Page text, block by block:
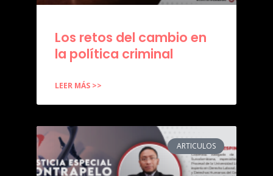
Los retos del cambio en
la política criminal
LEER MÁS >>
ARTICULOS